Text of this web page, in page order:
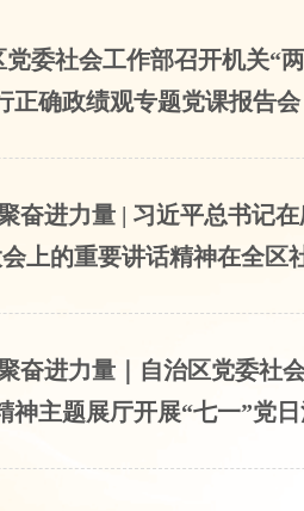
委社会工作部召开机关“
正确政绩观专题党课报告会
奋进力量 | 习近平总书记
上的重要讲话精神在全区
奋进力量｜自治区党委社
神主题展厅开展“七一”党